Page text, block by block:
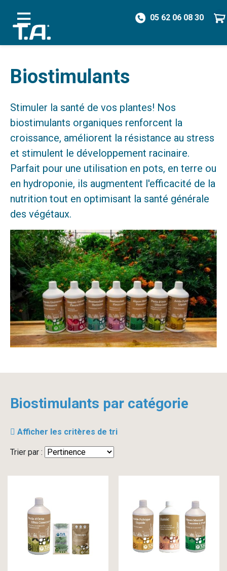
05 62 06 08 30
/ Biostimulants
Biostimulants
Stimuler la santé de vos plantes! Nos
biostimulants organiques renforcent la
croissance, améliorent la résistance au stress
et stimulent le développement racinaire.
Parfait pour une utilisation en pots, en terre ou
en hydroponie, ils augmentent l'efficacité de la
nutrition tout en optimisant la santé générale
des végétaux.
Biostimulants par catégorie
Afficher les critères de tri
Trier par :